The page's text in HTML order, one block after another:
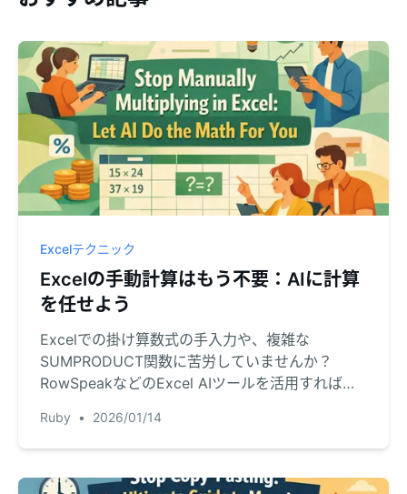
Excelテクニック
Excelの手動計算はもう不要：AIに計算
を任せよう
Excelでの掛け算数式の手入力や、複雑な
SUMPRODUCT関数に苦労していませんか？
RowSpeakなどのExcel AIツールを活用すれば、
を瞬時に計算。作業時間を短縮し、ミスを最小限
に抑える方法をご紹介します。
Ruby • 2026/01/14